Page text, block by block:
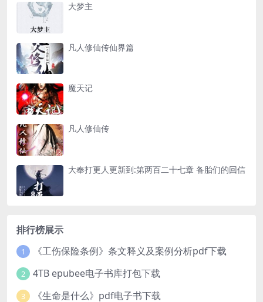
大梦主
凡人修仙传仙界篇
魔天记
凡人修仙传
大奉打更人更新到:第两百二十七章 备胎们的回信
排行榜展示
1 《工伤保险条例》条文释义及案例分析pdf下载
2 4TB epubee电子书库打包下载
3 《生命是什么》pdf电子书下载